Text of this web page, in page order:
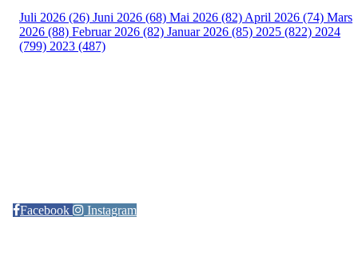
Juli 2026 (26) Juni 2026 (68) Mai 2026 (82) April 2026 (74) Mars
2026 (88) Februar 2026 (82) Januar 2026 (85) 2025 (822) 2024
(799) 2023 (487)
Facebook Instagram